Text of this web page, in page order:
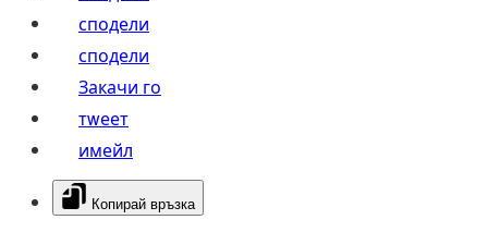
сподели
сподели
Закачи го
тwеет
имейл
Копирай връзка